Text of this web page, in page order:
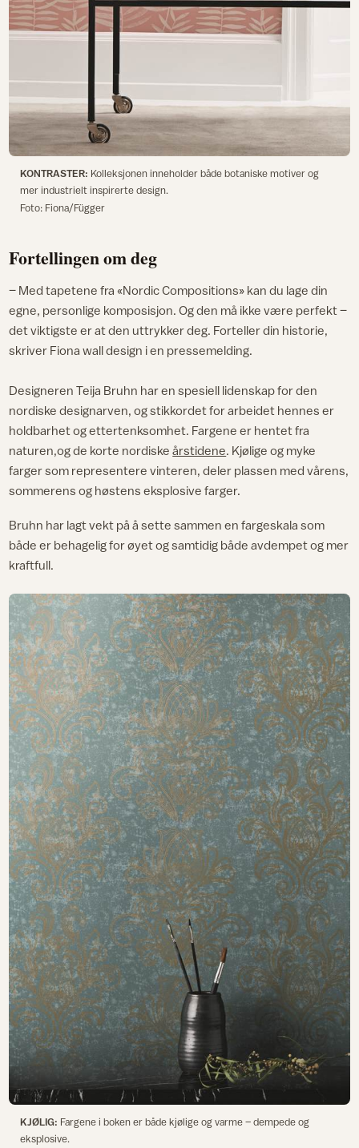
KONTRASTER: Kolleksjonen inneholder både botaniske motiver og
mer industrielt inspirerte design.
Foto: Fiona/Függer
Fortellingen om deg
– Med tapetene fra «Nordic Compositions» kan du lage din
egne, personlige komposisjon. Og den må ikke være perfekt –
det viktigste er at den uttrykker deg. Forteller din historie,
skriver Fiona wall design i en pressemelding.
Designeren Teija Bruhn har en spesiell lidenskap for den
nordiske designarven, og stikkordet for arbeidet hennes er
holdbarhet og ettertenksomhet. Fargene er hentet fra
naturen,og de korte nordiskeårstidene. Kjølige og myke
farger som representere vinteren, deler plassen med vårens,
sommerens og høstens eksplosive farger.
Bruhn har lagt vekt på å sette sammen en fargeskala som
både er behagelig for øyet og samtidig både avdempet og mer
kraftfull.
KJØLIG: Fargene i boken er både kjølige og varme – dempede og
eksplosive.